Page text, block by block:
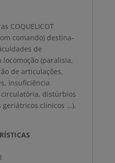
COQUELICOT
comando) destina-
de
(paralisia,
de articulações,
insuficiência
distúrbios
clínicos …).